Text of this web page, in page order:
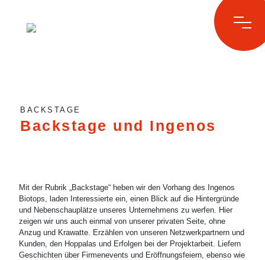
contentBACKSTAGE
Backstage und Ingenos
Mit der Rubrik „Backstage“ heben wir den Vorhang des Ingenos
Biotops, laden Interessierte ein, einen Blick auf die Hintergründe
und Nebenschauplätze unseres Unternehmens zu werfen. Hier
zeigen wir uns auch einmal von unserer privaten Seite, ohne
Anzug und Krawatte. Erzählen von unseren Netzwerkpartnern und
Kunden, den Hoppalas und Erfolgen bei der Projektarbeit. Liefern
Geschichten über Firmenevents und Eröffnungsfeiern, ebenso wie